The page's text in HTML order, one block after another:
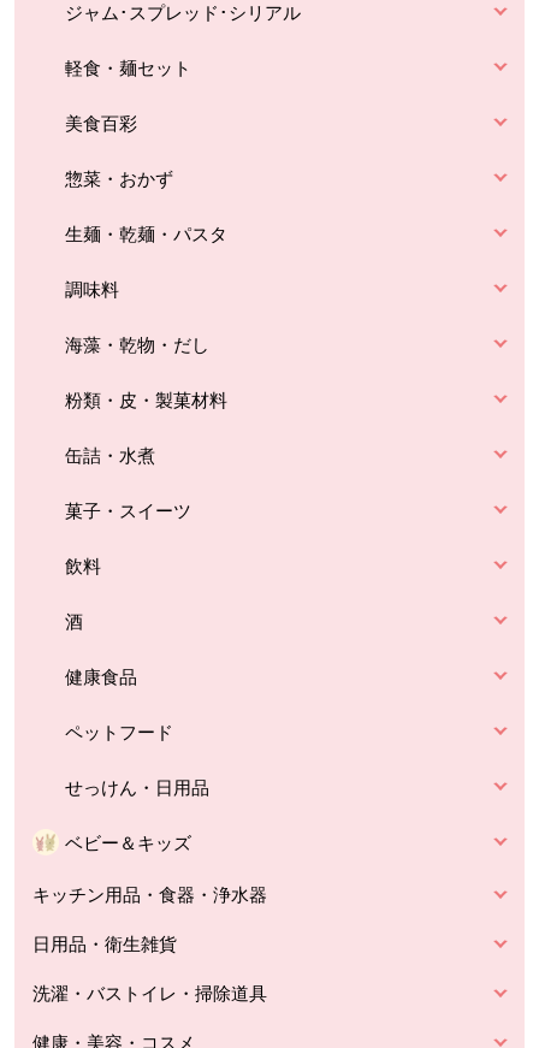
ジャム･スプレッド･シリアル
軽食・麺セット
美食百彩
惣菜・おかず
生麺・乾麺・パスタ
調味料
海藻・乾物・だし
粉類・皮・製菓材料
缶詰・水煮
菓子・スイーツ
飲料
酒
健康食品
ペットフード
せっけん・日用品
ベビー＆キッズ
キッチン用品・食器・浄水器
日用品・衛生雑貨
洗濯・バストイレ・掃除道具
健康・美容・コスメ